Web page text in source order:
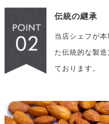
伝統の継承
当店シェフが
た伝統的な製
ております。